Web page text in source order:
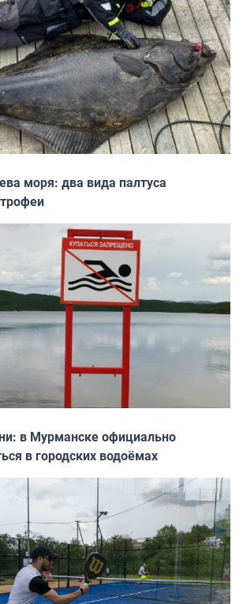
моря: два вида палтуса
в Мурманске официально
в городских водоёмах